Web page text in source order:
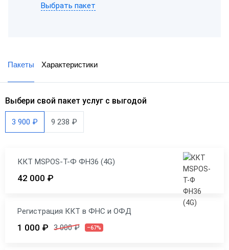
Выбрать пакет
Пакеты Характеристики
Выбери свой пакет услуг с выгодой
3 900 ₽ 9 238 ₽
ККТ MSPOS-T-Ф ФН36 (4G)
42 000 ₽
Регистрация ККТ в ФНС и ОФД
1 000 ₽ 3 000 ₽ –67%